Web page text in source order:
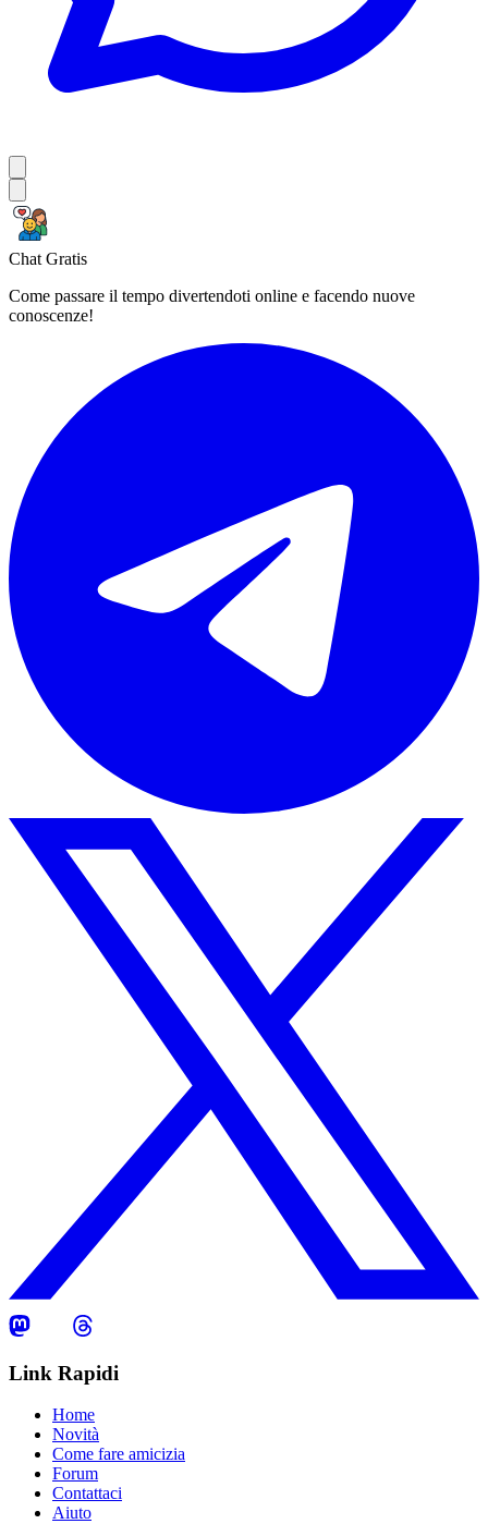
Chat Gratis
Come passare il tempo divertendoti online e facendo nuove
conoscenze!
Link Rapidi
Home
Novità
Come fare amicizia
Forum
Contattaci
Aiuto